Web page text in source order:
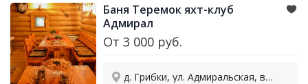
Баня Теремок яхт-клуб
Адмирал
От3 000 руб.
д. Грибки, ул. Адмиральская, вл1с1